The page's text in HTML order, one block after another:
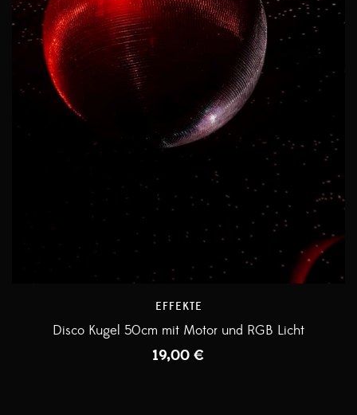
EFFEKTE
Disco Kugel 50cm mit Motor und RGB Licht
19,00 €